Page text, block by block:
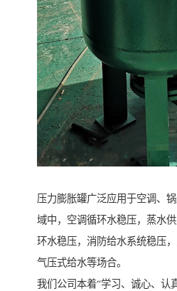
压力膨胀罐广泛应用于空调、
域中，空调循环水稳压，蒸水
环水稳压，消防给水系统稳压，
气压式给水等场合。
我们公司本着“学习、诚心、认